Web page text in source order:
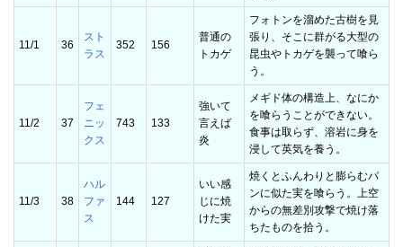
11/1 36
スト
ラス
352 156
普通の
トカゲ
フォトンを溜めた古樹を見
張り、そこに群がる大型の
昆虫やトカゲを襲って喰ら
う。
11/2 37
フェ
ニッ
クス
743 133
強いて
言えば
炎
メギド体の構造上、なにか
を喰らうことができない。
食事は取らず、溶岩に身を
浸して英気を養う。
11/3 38
ハル
ファ
ス
144 127
いい感
じに焼
けた実
焼くとふんわりと膨らむパ
ンに似た実を喰らう。上空
からの無差別攻撃で焼け落
ちたものを拾う。